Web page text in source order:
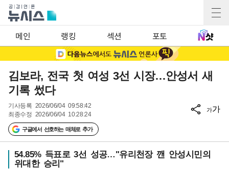
메인 랭킹 섹션 포토
김보라, 전국 첫 여성 3선 시장…안성서 새
기록 썼다
기사등록 2026/06/04 09:58:42
최종수정 2026/06/04 10:28:24
구글에서 선호하는 매체로 추가
가가
54.85% 득표로 3선 성공…"유리천장 깬 안성시민의
위대한 승리"